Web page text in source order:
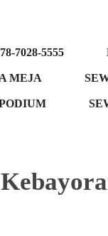
7028-5555
MEJA